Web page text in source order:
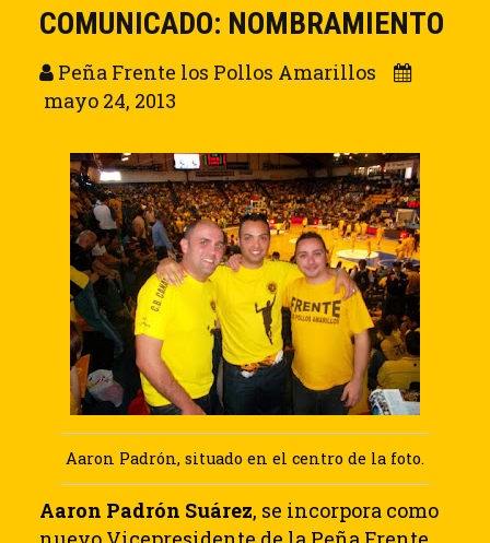
COMUNICADO: NOMBRAMIENTO
Peña Frente los Pollos Amarillos
mayo 24, 2013
Aaron Padrón, situado en el centro de la foto.
Aaron Padrón Suárez, se incorpora como